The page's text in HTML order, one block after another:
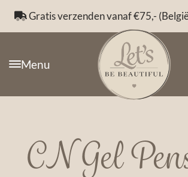
Gratis verzenden vanaf €75,-
Menu
CN Gel